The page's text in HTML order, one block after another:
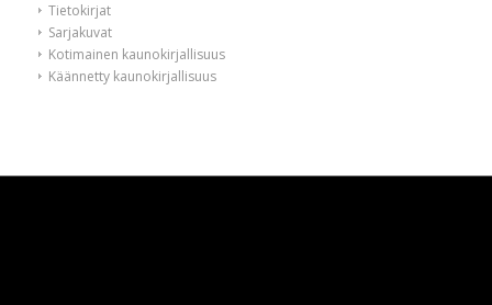
Tietokirjat
Sarjakuvat
Kotimainen kaunokirjallisuus
Käännetty kaunokirjallisuus